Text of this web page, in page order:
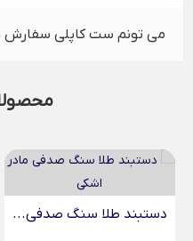
می تونم ست کاپلی سفارش
دستبند طلا سنگ صدفی...